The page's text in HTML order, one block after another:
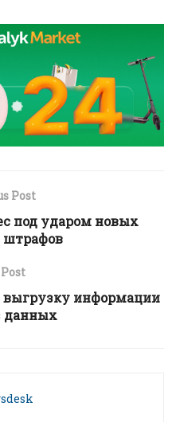
Post
под ударом новых
штрафов
выгрузку информации
данных